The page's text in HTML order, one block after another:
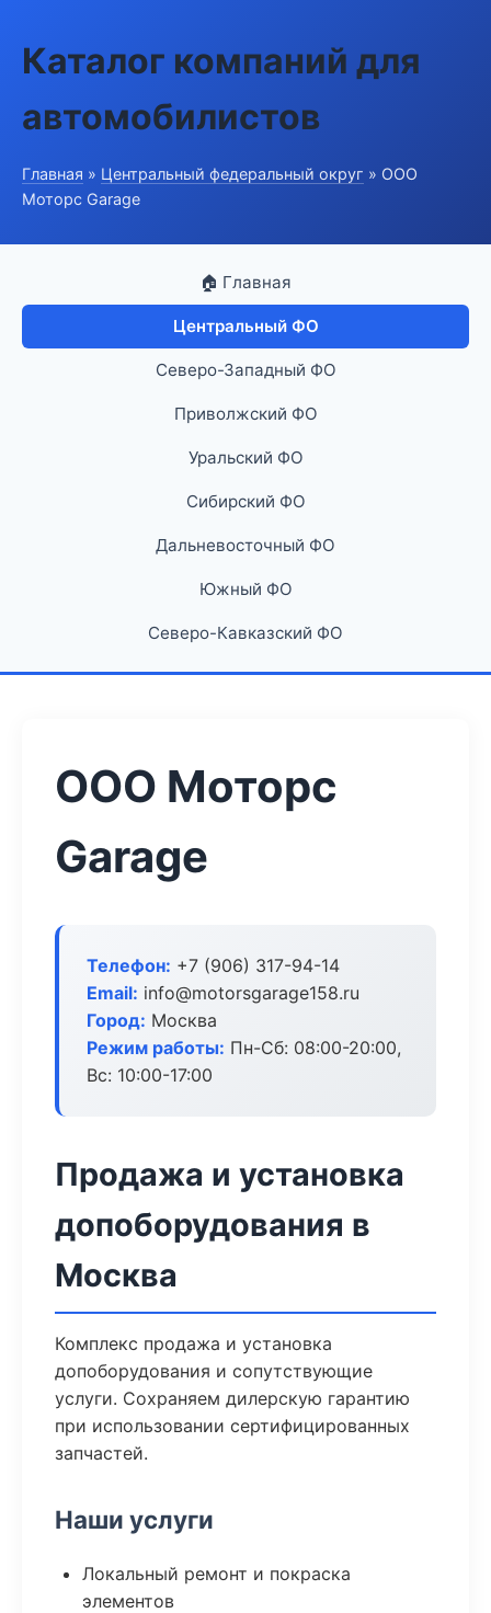
Каталог компаний для
автомобилистов
Главная » Центральный федеральный округ » ООО
Моторс Garage
🏠 Главная
Центральный ФО
Северо-Западный ФО
Приволжский ФО
Уральский ФО
Сибирский ФО
Дальневосточный ФО
Южный ФО
Северо-Кавказский ФО
ООО Моторс
Garage
Телефон: +7 (906) 317-94-14
Email: info@motorsgarage158.ru
Город: Москва
Режим работы: Пн-Сб: 08:00-20:00,
Вс: 10:00-17:00
Продажа и установка
допоборудования в
Москва
Комплекс продажа и установка
допоборудования и сопутствующие
услуги. Сохраняем дилерскую гарантию
при использовании сертифицированных
запчастей.
Наши услуги
Локальный ремонт и покраска
элементов